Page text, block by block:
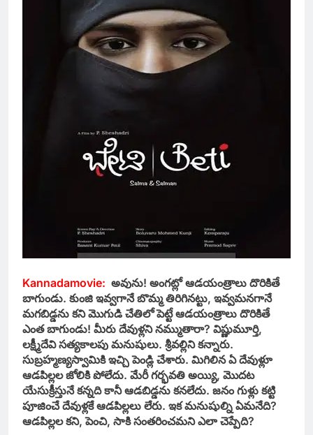
Kannadamovie: అవును! అంగట్లో ఆడయంత్రాలు దొరికితే
బాగుండు. కుంజి ఇవ్వగానే బొమ్మ తిరిగినట్టు, ఇవ్వమనగానే
మగబిడ్డను కని మొగుడి చేతిలో పెట్టే ఆడయంత్రాలు దొరికితే
ఎంత బాగుండు! మీరు దేవుళ్లని నమ్ముతారా? విష్ణుమూర్తి,
లక్ష్మీదేవి సత్యకాలపు మనుషులు. శ్రీవల్లిని కన్నారు.
సుబ్రహ్మణ్యస్వామికి ఇచ్చి పెండ్లి చేశారు. మిగిలిన ఏ దేవుళ్లూ
ఆడపిల్లల జోలికి పోలేదు. మేరీ గర్భవతి అయ్యి, మొదట
యేసుక్రీస్తునే కన్నది కానీ ఆడబిడ్డను కనలేదు. జనం గుళ్లు కట్టి
పూజించే దేవుళ్లకే ఆడపిల్లలు లేరు. ఇక మనుషుల్ని ఏమనేది?
ఆడపిల్లల కని, పెంచి, సాకి సంతరించమని ఎలా చెప్పేది?